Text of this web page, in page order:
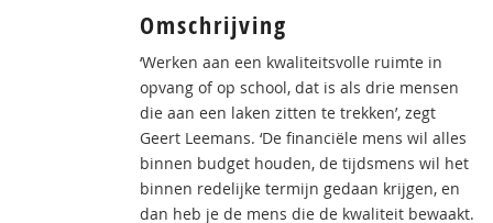
Omschrijving
‘Werken aan een kwaliteitsvolle ruimte in
opvang of op school, dat is als drie mensen
die aan een laken zitten te trekken’, zegt
Geert Leemans. ‘De financiële mens wil alles
binnen budget houden, de tijdsmens wil het
binnen redelijke termijn gedaan krijgen, en
dan heb je de mens die de kwaliteit bewaakt.